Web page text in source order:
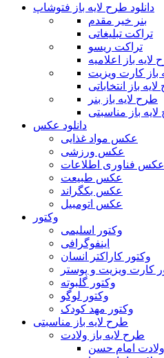
دانلود طرح لایه باز فتوشاپ
بنر خیر مقدم
تراکت تبلیغاتی
تراکت ریسو
لایه باز اعلامیه
باز کارت ویزیت
باز انتخاباتی
طرح لایه باز بنر
باز مناسبتی
دانلود عکس
عکس مواد غذایی
عکس ورزشی
عکس فناوری اطلاعات
عکس طبیعت
عکس بکگراند
عکس اتومبیل
وکتور
وکتور اسلیمی
اینفوگرافی
وکتور کاراکتر انسان
کارت ویزیت و پوستر
وکتور گلبوته
وکتور لوگو
وکتور مهد کودک
طرح لایه باز مناسبتی
طرح لایه باز ولادت
ولادت امام حسن